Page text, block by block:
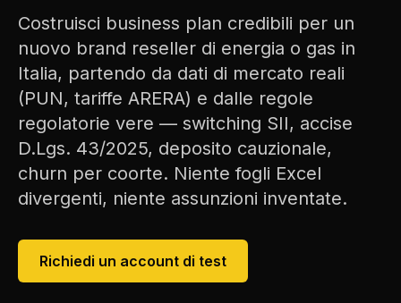
Costruisci business plan credibili per un
nuovo brand reseller di energia o gas in
Italia, partendo da dati di mercato reali
(PUN, tariffe ARERA) e dalle regole
regolatorie vere — switching SII, accise
D.Lgs. 43/2025, deposito cauzionale,
churn per coorte. Niente fogli Excel
divergenti, niente assunzioni inventate.
Richiedi un account di test